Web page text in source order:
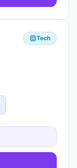
Tech